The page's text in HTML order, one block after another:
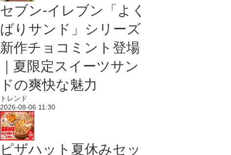
セブン‐イレブン「よく
ばりサンド」シリーズ
新作チョコミント登場
｜夏限定スイーツサン
ドの爽快な魅力
トレンド
2026-08-06 11:30
ピザハット夏休みセッ